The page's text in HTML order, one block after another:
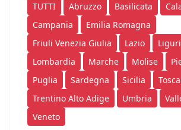
TUTTI Abruzzo Basilicata
Campania
Emilia Romagna
Friuli Venezia Giulia
Lazio
Lombardia
Marche Molise
Puglia
Sardegna Sicilia
Trentino Alto Adige
Umbria
Veneto